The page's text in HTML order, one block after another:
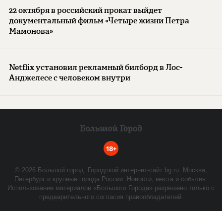
22 октября в российский прокат выйдет
документальный фильм «Четыре жизни Петра
Мамонова»
Netflix установил рекламный билборд в Лос-
Анджелесе с человеком внутри
18+
© 2026 Большой город. Городской интернет-сайт bg.ru. Москва,
Петербург и крупные города России. Новости, места и события.
Использование материалов «Большого Города» разрешено только с
предварительного согласия правообладателей.